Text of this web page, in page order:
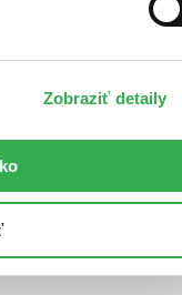
Zobraziť detaily